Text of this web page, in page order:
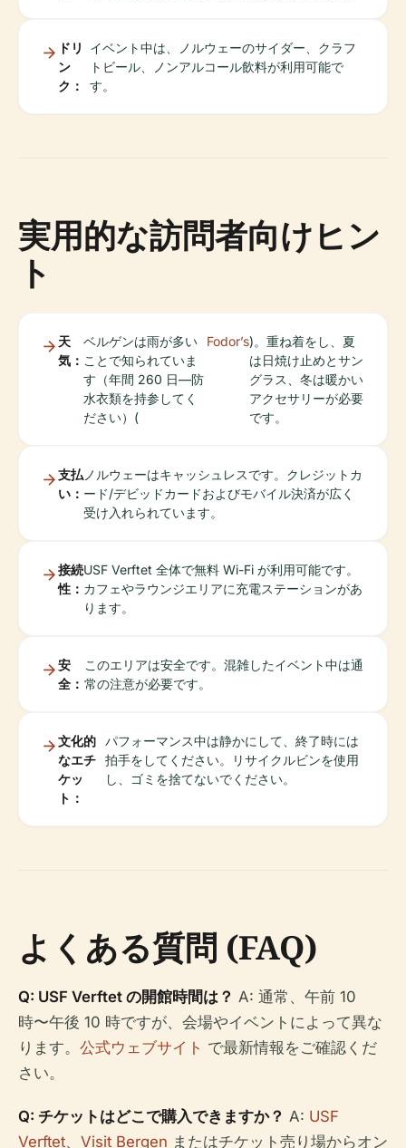
ドリ
ン
ク：
イベント中は、ノルウェーのサイダー、クラフ
トビール、ノンアルコール飲料が利用可能で
す。
実用的な訪問者向けヒン
ト
天
気：
ベルゲンは雨が多い
ことで知られていま
す（年間 260 日—防
水衣類を持参してく
ださい）(
Fodor’s)。重ね着をし、夏
は日焼け止めとサン
グラス、冬は暖かい
アクセサリーが必要
です。
支払
い：
ノルウェーはキャッシュレスです。クレジットカ
ード/デビッドカードおよびモバイル決済が広く
受け入れられています。
接続
性：
USF Verftet 全体で無料 Wi-Fi が利用可能です。
カフェやラウンジエリアに充電ステーションがあ
ります。
安
全：
このエリアは安全です。混雑したイベント中は通
常の注意が必要です。
文化的
なエチ
ケッ
ト：
パフォーマンス中は静かにして、終了時には
拍手をしてください。リサイクルビンを使用
し、ゴミを捨てないでください。
よくある質問 (FAQ)
Q: USF Verftet の開館時間は？ A: 通常、午前 10
時〜午後 10 時ですが、会場やイベントによって異な
ります。 公式ウェブサイト で最新情報をご確認くだ
さい。
Q: チケットはどこで購入できますか？ A: USF
Verftet、 Visit Bergen またはチケット売り場からオン